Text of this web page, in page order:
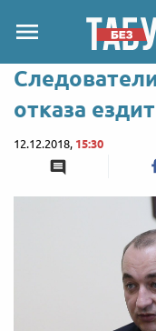
отказа
12.12.2018, 15:30